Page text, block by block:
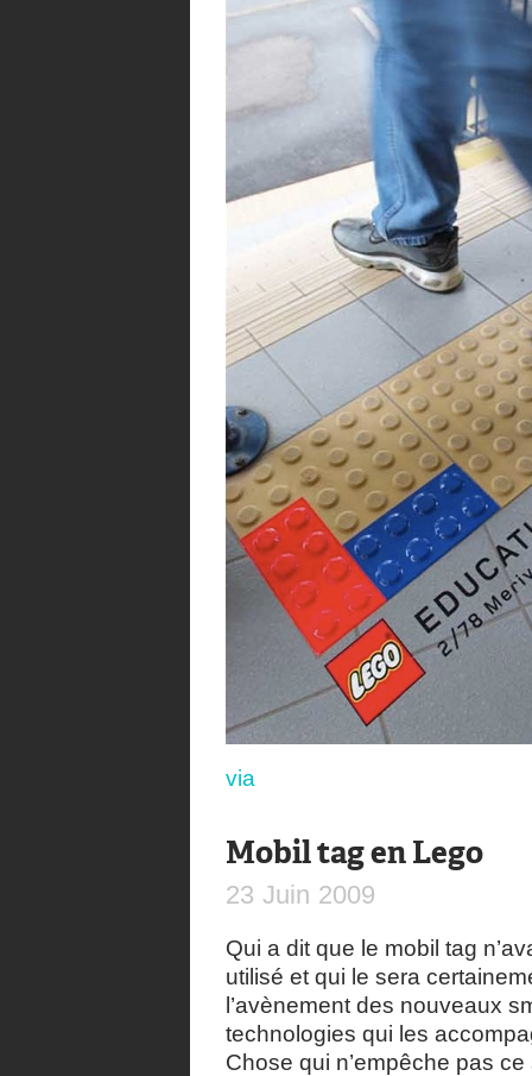
via
Mobil tag en Lego
23 Juin 2009
Qui a dit que le mobil tag
utilisé et qui le sera
l’avènement des nouveaux
technologies qui les
Chose qui n’empêche pas